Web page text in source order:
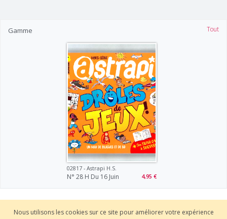
Nous utilisons les cookies sur ce site pour améliorer votre expérience
Gamme Tout
02817 - Astrapi H.s.
N° 28 H Du 16 Juin 4,95 €